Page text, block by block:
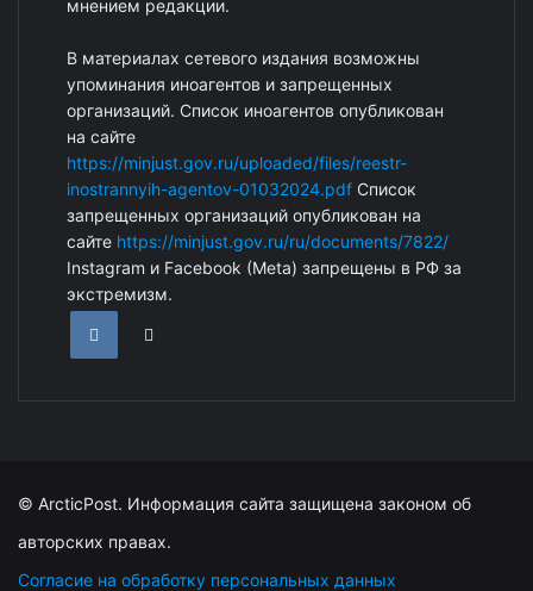
мнением редакции.
В материалах сетевого издания возможны
упоминания иноагентов и запрещенных
организаций. Список иноагентов опубликован
на сайте
https://minjust.gov.ru/uploaded/files/reestr-
inostrannyih-agentov-01032024.pdf Список
запрещенных организаций опубликован на
сайте https://minjust.gov.ru/ru/documents/7822/
Instagram и Facebook (Metа) запрещены в РФ за
экстремизм.
© ArcticPost. Информация сайта защищена законом об
авторских правах.
Согласие на обработку персональных данных